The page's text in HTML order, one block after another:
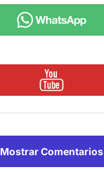
Mostrar Comentarios